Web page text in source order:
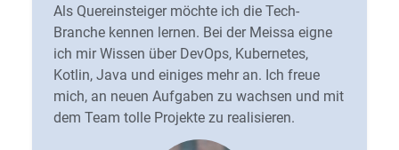
Als Quereinsteiger möchte ich die Tech-
Branche kennen lernen. Bei der Meissa eigne
ich mir Wissen über DevOps, Kubernetes,
Kotlin, Java und einiges mehr an. Ich freue
mich, an neuen Aufgaben zu wachsen und mit
dem Team tolle Projekte zu realisieren.